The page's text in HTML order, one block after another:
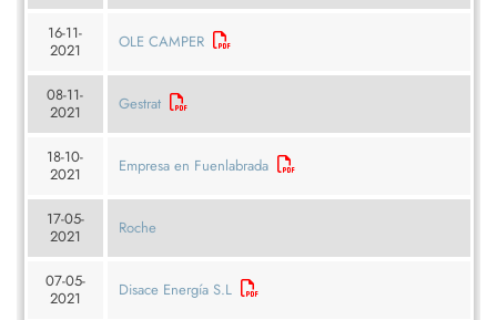
16-11-
2021
OLE CAMPER
08-11-
2021
Gestrat
18-10-
2021
Empresa en Fuenlabrada
17-05-
2021
Roche
07-05-
2021
Disace Energía S.L